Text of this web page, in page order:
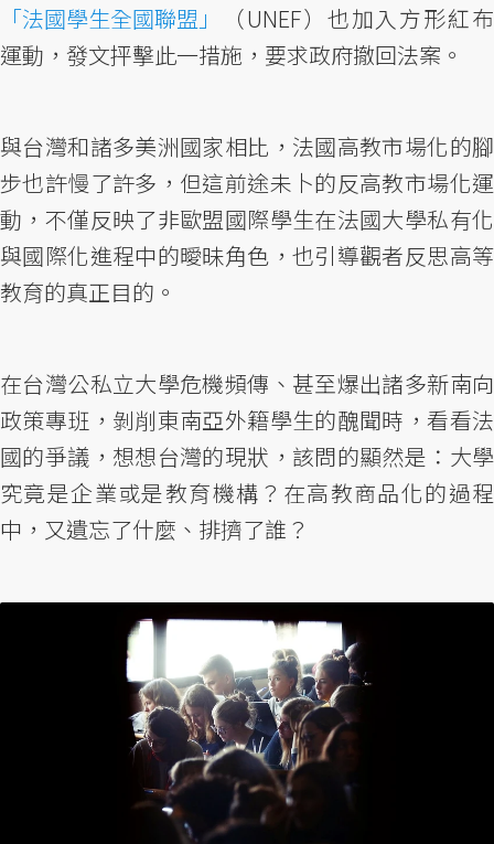
「法國學生全國聯盟」
（UNEF）也加入方形紅布
運動，發文抨擊此一措施，要求政府撤回法案。
與台灣和諸多美洲國家相比，法國高教市場化的腳
步也許慢了許多，但這前途未卜的反高教市場化運
動，不僅反映了非歐盟國際學生在法國大學私有化
與國際化進程中的曖昧角色，也引導觀者反思高等
教育的真正目的。
在台灣公私立大學危機頻傳、甚至爆出諸多新南向
政策專班，剝削東南亞外籍學生的醜聞時，看看法
國的爭議，想想台灣的現狀，該問的顯然是：大學
究竟是企業或是教育機構？在高教商品化的過程
中，又遺忘了什麼、排擠了誰？